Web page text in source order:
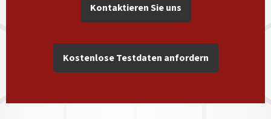
Kontaktieren Sie uns
Kostenlose Testdaten anfordern